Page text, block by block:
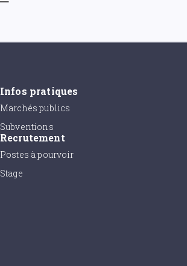
Infos pratiques
Marchés publics
Subventions
Recrutement
Postes à pourvoir
Stage